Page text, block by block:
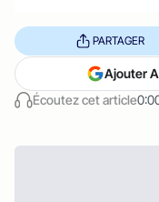
Écoutez cet article
PARTAGER
Ajouter